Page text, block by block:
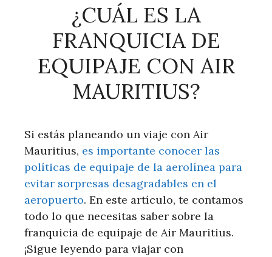
¿CUÁL ES LA
FRANQUICIA DE
EQUIPAJE CON AIR
MAURITIUS?
Si estás planeando un viaje con Air
Mauritius, es importante conocer las
políticas de equipaje de la aerolínea para
evitar sorpresas desagradables en el
aeropuerto. En este artículo, te contamos
todo lo que necesitas saber sobre la
franquicia de equipaje de Air Mauritius.
¡Sigue leyendo para viajar con